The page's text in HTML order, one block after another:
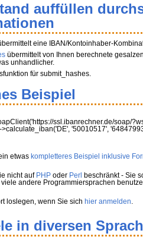
auffüllen
eine IBAN/Kontoinhaber-
übermittelt von Ihnen berechnete
unhandlicher.
für submit_hashes.
Beispiel
('https://ssl.ibanrechner.de/soap/
>calculate_iban('DE', '50010517',
etwas kompletteres Beispiel inklusive
nicht auf PHPoder Perl beschränkt - Sie
andere Programmiersprachen
loslegen, wenn Sie sich hier anmelden.
in diversen